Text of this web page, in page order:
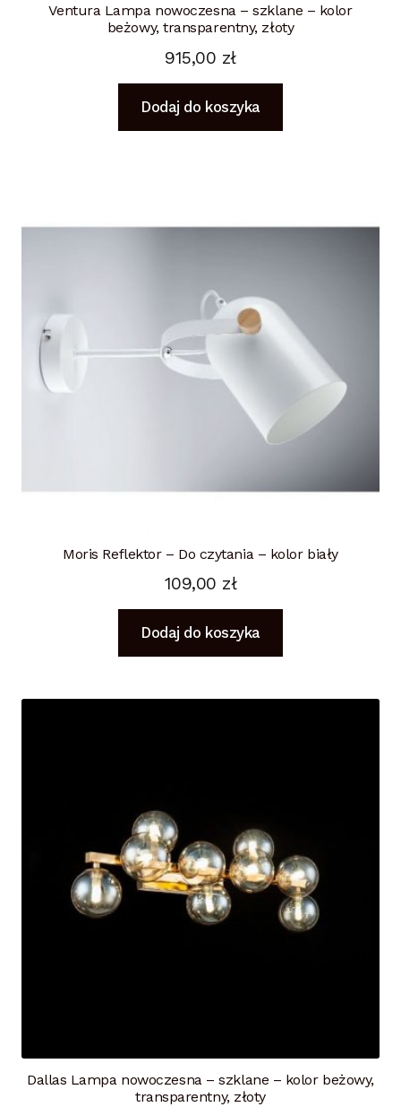
Ventura Lampa nowoczesna – szklane – kolor
beżowy, transparentny, złoty
915,00 zł
Dodaj do koszyka
Moris Reflektor – Do czytania – kolor biały
109,00 zł
Dodaj do koszyka
Dallas Lampa nowoczesna – szklane – kolor beżowy,
transparentny, złoty